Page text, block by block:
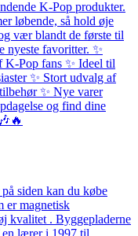
K-Pop produkter.
løbende, så hold øje
vær blandt de første til
nyeste favoritter. ✨
K-Pop fans ✨ Ideel til
✨ Stort udvalg af
✨ Nye varer
og find dine
siden kan du købe
er magnetisk
kvalitet . Byggepladerne
lærer i 1997 til